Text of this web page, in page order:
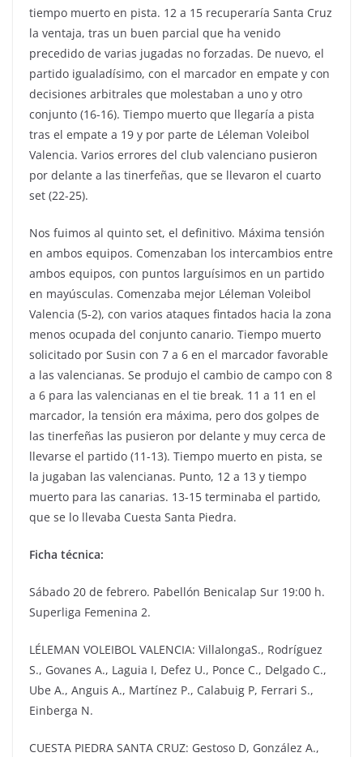
tiempo muerto en pista. 12 a 15 recuperaría Santa Cruz
la ventaja, tras un buen parcial que ha venido
precedido de varias jugadas no forzadas. De nuevo, el
partido igualadísimo, con el marcador en empate y con
decisiones arbitrales que molestaban a uno y otro
conjunto (16-16). Tiempo muerto que llegaría a pista
tras el empate a 19 y por parte de Léleman Voleibol
Valencia. Varios errores del club valenciano pusieron
por delante a las tinerfeñas, que se llevaron el cuarto
set (22-25).
Nos fuimos al quinto set, el definitivo. Máxima tensión
en ambos equipos. Comenzaban los intercambios entre
ambos equipos, con puntos larguísimos en un partido
en mayúsculas. Comenzaba mejor Léleman Voleibol
Valencia (5-2), con varios ataques fintados hacia la zona
menos ocupada del conjunto canario. Tiempo muerto
solicitado por Susin con 7 a 6 en el marcador favorable
a las valencianas. Se produjo el cambio de campo con 8
a 6 para las valencianas en el tie break. 11 a 11 en el
marcador, la tensión era máxima, pero dos golpes de
las tinerfeñas las pusieron por delante y muy cerca de
llevarse el partido (11-13). Tiempo muerto en pista, se
la jugaban las valencianas. Punto, 12 a 13 y tiempo
muerto para las canarias. 13-15 terminaba el partido,
que se lo llevaba Cuesta Santa Piedra.
Ficha técnica:
Sábado 20 de febrero. Pabellón Benicalap Sur 19:00 h.
Superliga Femenina 2.
LÉLEMAN VOLEIBOL VALENCIA: VillalongaS., Rodríguez
S., Govanes A., Laguia I, Defez U., Ponce C., Delgado C.,
Ube A., Anguis A., Martínez P., Calabuig P, Ferrari S.,
Einberga N.
CUESTA PIEDRA SANTA CRUZ: Gestoso D, González A.,